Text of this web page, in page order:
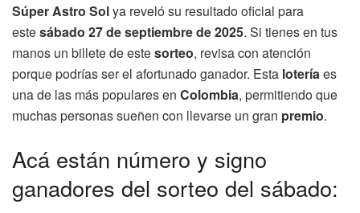
Súper Astro Solya reveló su resultado oficial para
estesábado 27 de septiembre de 2025. Si tienes en tus
manos un billete de estesorteo, revisa con atención
porque podrías ser el afortunado ganador. Esta loteríaes
una de las más populares en Colombia, permitiendo que
muchas personas sueñen con llevarse un gran premio.
Acá están número y signo
ganadores del sorteo del sábado: